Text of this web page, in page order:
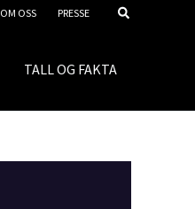
OM OSS PRESSE
TALL OG FAKTA